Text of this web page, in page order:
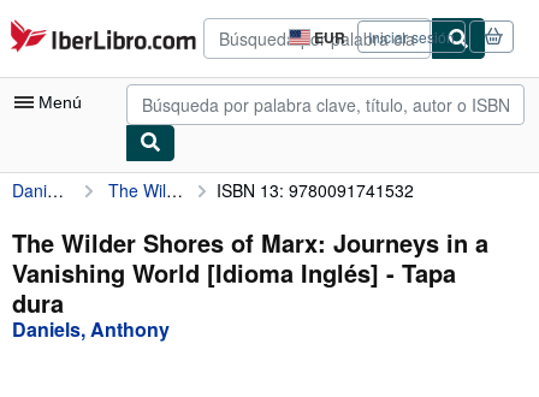
Pasar al contenido principal
IberLibro.com EUR
Preferencias
de
compra
del
Iniciar sesión
Menú
Mi cuenta
Consultar mis pedidos
Búsqueda avanzada
Colecciones
Daniels, Anthony The Wilder Shores of Marx: Journeys in a Vanishing World [Idioma Inglés] ISBN 13: 9780091741532
The Wilder Shores of Marx: Journeys in a
Vanishing World [Idioma Inglés] - Tapa
dura
Daniels, Anthony